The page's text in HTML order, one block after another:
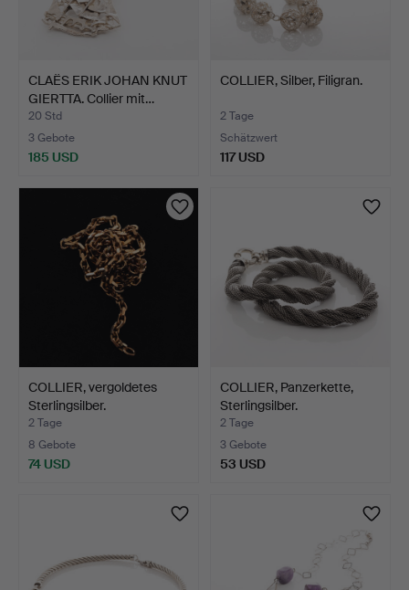
CLAËS ERIK JOHAN KNUT
GIERTTA. Collier mit…
20 Std
3 Gebote
185 USD
COLLIER, Silber, Filigran.
2 Tage
Schätzwert
117 USD
COLLIER, vergoldetes
Sterlingsilber.
2 Tage
8 Gebote
74 USD
COLLIER, Panzerkette,
Sterlingsilber.
2 Tage
3 Gebote
53 USD